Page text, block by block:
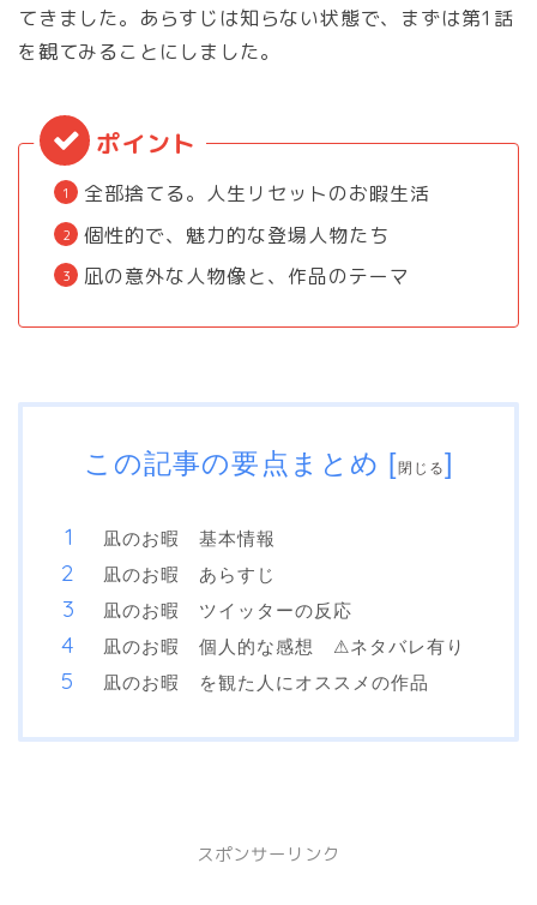
てきました。あらすじは知らない状態で、まずは第1話
を観てみることにしました。
全部捨てる。人生リセットのお暇生活
個性的で、魅力的な登場人物たち
凪の意外な人物像と、作品のテーマ
この記事の要点まとめ [閉じる]
凪のお暇 基本情報
凪のお暇 あらすじ
凪のお暇 ツイッターの反応
凪のお暇 個人的な感想 ⚠︎ネタバレ有り
凪のお暇 を観た人にオススメの作品
スポンサーリンク